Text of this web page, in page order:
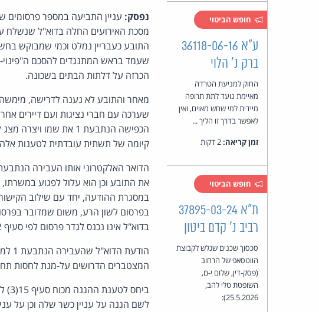
חופש הביטוי
ע"א 36118-06-16
ברק נ' הלוי
החוק למניעת הטרדה
מאיימת נועד לתת תרופה
מיידית למי שחש מאוים, ואין
לאפשר בדרך זו הליך ...
זמן קריאה:
חופש הביטוי
ת"א 37895-03-24
רביב נ' קדם ביטון
סכסוך שכנים שגלש לקבוצת
הווטסאפ של הרחוב
(פסק-דין, שלום י-ם,
השופטת טלי להב,
25.5.2026):
נפסק:
שעמד בראש המתנגדים להסכם ה"פינוי-
הכרזה על דלתות הבתים בשכונה.
הכפישה הנתבעת 1 את
קיומה של תשתית עובדתית לטענות
בדוא"ל אינו נכנס לגדר פרסום לפי סעיף 2 לחוק.
המצטברים הדרושים על-מנת לחסות תחת הגנת סעיף 15(2) לחוק